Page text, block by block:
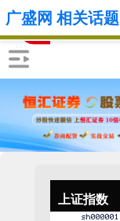
上证指数
广盛网 相关话题